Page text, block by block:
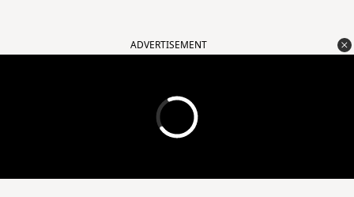
ADVERTISEMENT